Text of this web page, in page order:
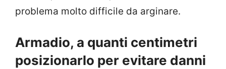
problema molto difficile da arginare.
Armadio, a quanti centimetri
posizionarlo per evitare danni